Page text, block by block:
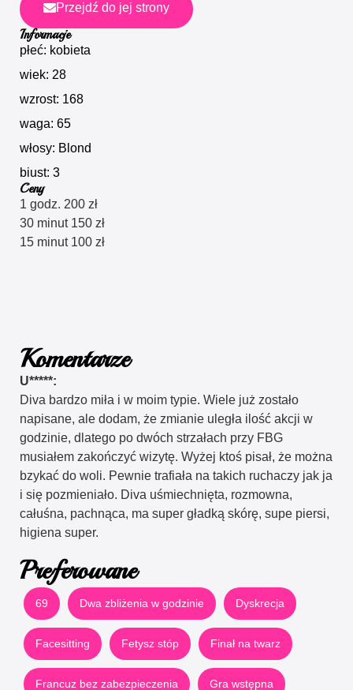
Przejdź do jej strony
Informacje
płeć: kobieta
wiek: 28
wzrost: 168
waga: 65
włosy: Blond
biust: 3
Ceny
1 godz. 200 zł
30 minut 150 zł
15 minut 100 zł
Komentarze
U*****:
Diva bardzo miła i w moim typie. Wiele już zostało
napisane, ale dodam, że zmianie uległa ilość akcji w
godzinie, dlatego po dwóch strzałach przy FBG
musiałem zakończyć wizytę. Wyżej ktoś pisał, że można
bzykać do woli. Pewnie trafiała na takich ruchaczy jak ja
i się pozmieniało. Diva uśmiechnięta, rozmowna,
całuśna, pachnąca, ma super gładką skórę, supe piersi,
higiena super.
Preferowane
69 Dwa zbliżenia w godzinie Dyskrecja
Facesitting Fetysz stóp Finał na twarz
Francuz bez zabezpieczenia Gra wstępna